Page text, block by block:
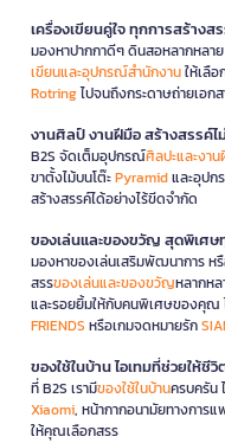
เครื่องเขียนคู่ใจ ทุกการสร้างส
มองหาปากกาดีๆ ดินสอหลากหลา
เขียนและอุปกรณ์สำนักงานให้เลื
Rotringไปจนถึงกระดาษถ่ายเอก
งานศิลป์ งานฝีมือ สร้างสรรค์ไ
B2S จัดเต็มอุปกรณ์ศิลปะและงา
ขาตั้งไม้บนโต๊ะPyramidและอุปก
สร้างสรรค์ได้อย่างไร้ขีดจำกัด
ของเล่นและของขวัญ สุดพิเศษ
มองหาของเล่นเสริมพัฒนาการ ห
สรรของเล่นและของขวัญหลากหล
และรอยยิ้มให้กับคนพิเศษของคุณ
FRIENDS หรือเกมจดหมายรัก
ของใช้ในบ้าน ไอเทมที่ช่วยให้ชี
ที่ B2S เรามีของใช้ในบ้านครบครัน
Xiaomi, หน้ากากอนามัยทางการ
ให้คุณเลือกสรร